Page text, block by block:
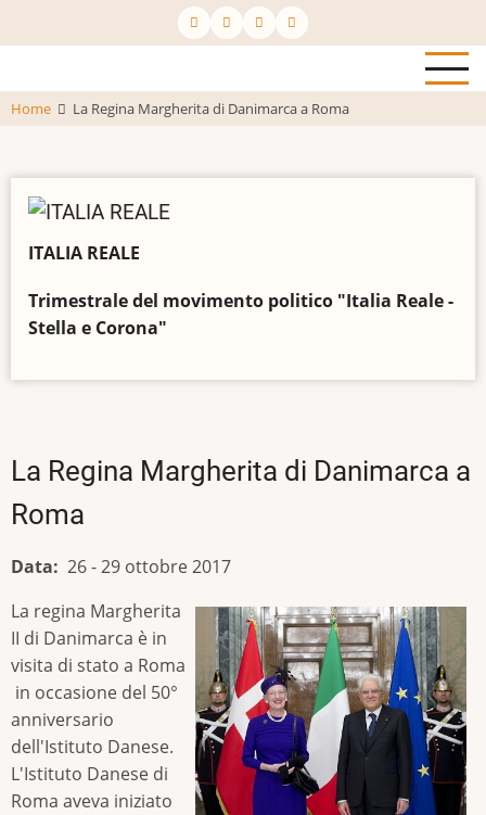
al
principale
Home La Regina Margherita di Danimarca a Roma
ITALIA REALE
Trimestrale del movimento politico "Italia Reale -
Stella e Corona"
La Regina Margherita di Danimarca a
Roma
Data
26 - 29 ottobre 2017
La regina Margherita
II di Danimarca è in
visita di stato a Roma
in occasione del 50°
anniversario
dell'Istituto Danese.
L'Istituto Danese di
Roma aveva iniziato